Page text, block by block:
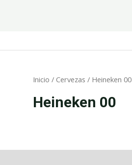
Inicio / Cervezas / Heineken 00
Heineken 00